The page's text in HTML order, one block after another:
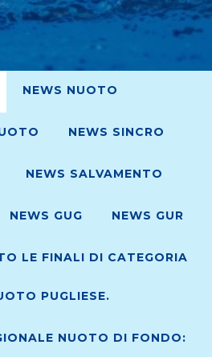
NEWS NUOTO
NEWS SINCRO
NEWS SALVAMENTO
NEWS GUG NEWS GUR
LE FINALI DI CATEGORIA
PUGLIESE.
NUOTO DI FONDO: